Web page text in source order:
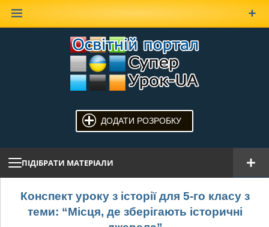
ДОДАТИ РОЗРОБКУ
ПІДІБРАТИ МАТЕРІАЛИ
Конспект уроку з історії для 5-го класу з
теми: “Місця, де зберігають історичні